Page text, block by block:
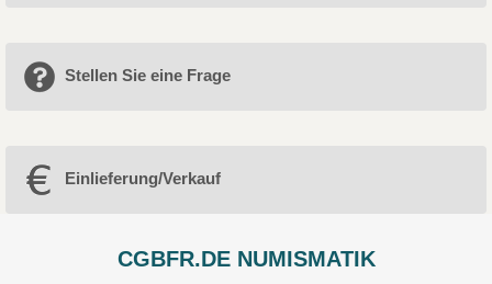
Stellen Sie eine Frage
Einlieferung/Verkauf
CGBFR.DE NUMISMATIK